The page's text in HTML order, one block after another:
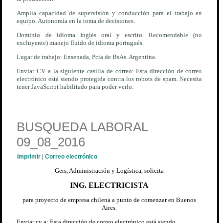
Amplia capacidad de supervisión y conducción para el trabajo en
equipo. Autonomía en la toma de decisiones.
Dominio de idioma Inglés oral y escrito. Recomendable (no
excluyente) manejo fluido de idioma portugués.
Lugar de trabajo: Ensenada, Pcia de BsAs. Argentina.
Enviar CV a la siguiente casilla de correo:Esta dirección de correo
electrónico está siendo protegida contra los robots de spam. Necesita
tener JavaScript habilitado para poder verlo.
BUSQUEDA LABORAL
09_08_2016
Imprimir |Correo electrónico
Gers, Administración y Logística, solicita
ING. ELECTRICISTA
para proyecto de empresa chilena a punto de comenzar en Buenos
Aires.